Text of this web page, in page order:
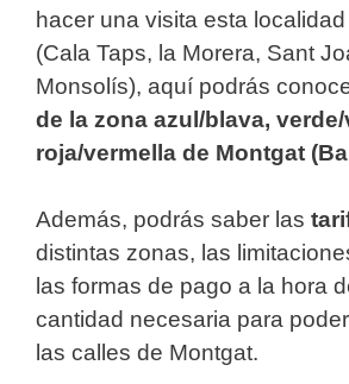
hacer una visita esta
(Cala Taps, la Morera, Sant
Monsolís), aquí podrás
de la zona azul/blava,
roja/vermella de Montgat
Además, podrás saber las
distintas zonas, las
las formas de pago a la hora
cantidad necesaria para
las calles de Montgat.